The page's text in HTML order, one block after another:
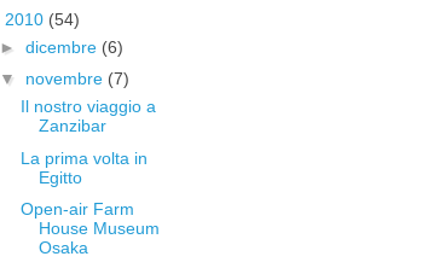
2010 (54)
► dicembre (6)
▼ novembre (7)
Il nostro viaggio a
Zanzibar
La prima volta in
Egitto
Open-air Farm
House Museum
Osaka